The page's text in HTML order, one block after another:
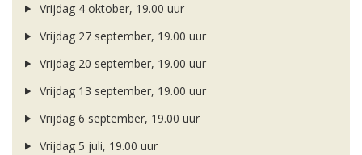
Vrijdag 4 oktober, 19.00 uur
Vrijdag 27 september, 19.00 uur
Vrijdag 20 september, 19.00 uur
Vrijdag 13 september, 19.00 uur
Vrijdag 6 september, 19.00 uur
Vrijdag 5 juli, 19.00 uur